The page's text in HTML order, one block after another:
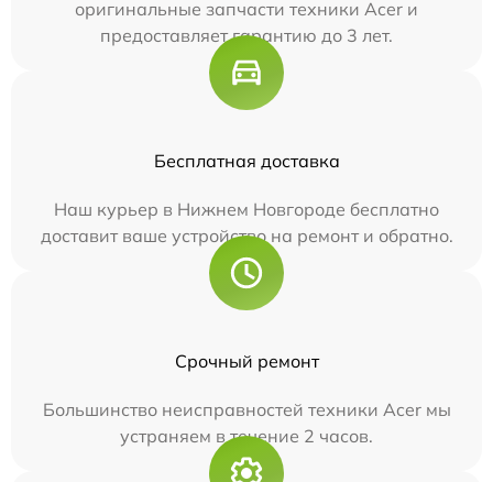
оригинальные запчасти техники Acer и
предоставляет гарантию до 3 лет.
Бесплатная доставка
Наш курьер в Нижнем Новгороде бесплатно
доставит ваше устройство на ремонт и обратно.
Срочный ремонт
Большинство неисправностей техники Acer мы
устраняем в течение 2 часов.